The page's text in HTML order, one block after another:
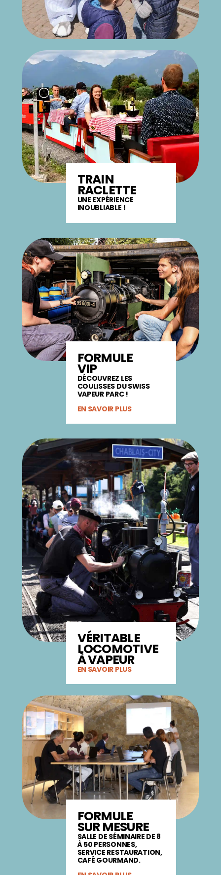
TRAIN
RACLETTE
UNE EXPÉRIENCE
INOUBLIABLE !
FORMULE
VIP
DÉCOUVREZ LES
COULISSES DU SWISS
VAPEUR PARC !
EN SAVOIR PLUS
VÉRITABLE
LOCOMOTIVE
À VAPEUR
EN SAVOIR PLUS
FORMULE
SUR MESURE
SALLE DE SÉMINAIRE DE 8
À 50 PERSONNES,
SERVICE RESTAURATION,
CAFÉ GOURMAND.